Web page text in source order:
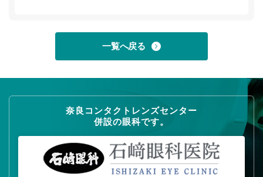
一覧へ戻る
奈良コンタクトレンズセンター
併設の眼科です。